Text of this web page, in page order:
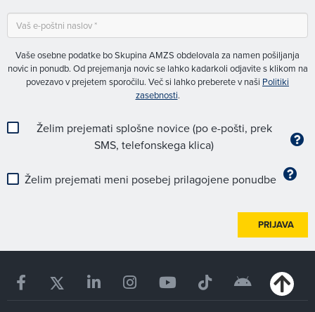
Vaše osebne podatke bo Skupina AMZS obdelovala za namen pošiljanja
novic in ponudb. Od prejemanja novic se lahko kadarkoli odjavite s klikom na
povezavo v prejetem sporočilu. Več si lahko preberete v naši Politiki
zasebnosti.
Želim prejemati splošne novice (po e-pošti, prek
SMS, telefonskega klica)
Želim prejemati meni posebej prilagojene ponudbe
PRIJAVA